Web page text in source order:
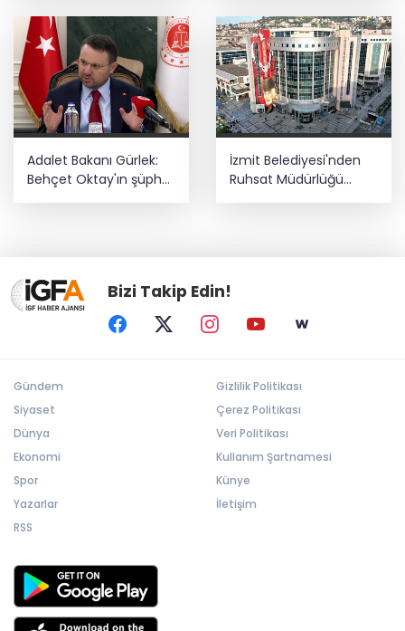
Adalet Bakanı Gürlek:
Behçet Oktay'ın şüpheli
ölümü yeniden
İzmit Belediyesi'nden
Ruhsat Müdürlüğü
iddialarına açıklama
Bizi Takip Edin!
Gündem
Siyaset
Dünya
Ekonomi
Spor
Yazarlar
RSS
Gizlilik Politikası
Çerez Politikası
Veri Politikası
Kullanım Şartnamesi
Künye
İletişim